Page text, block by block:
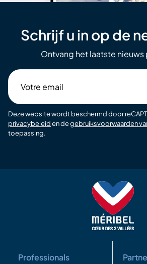
Schrijf u in op de
Ontvang het laatste
email
Deze website wordt beschermd door
privacybeleiden degebruiksvoorwaarden
toepassing.
Professionals